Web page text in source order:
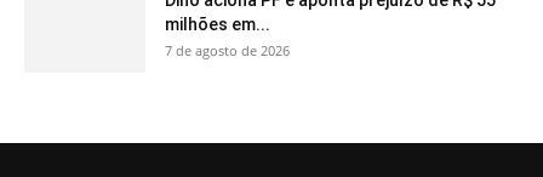
milhões em...
7 de agosto de 2026